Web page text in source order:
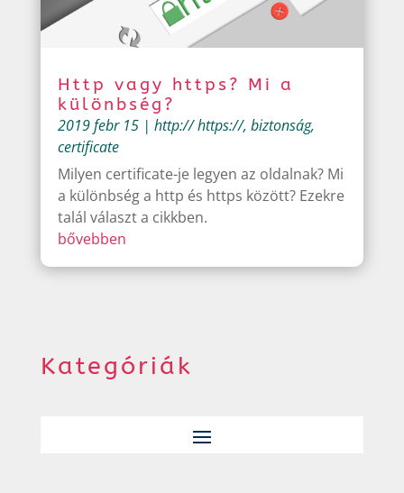
Http vagy https? Mi a
különbség?
2019 febr 15| http:// https://, biztonság,
certificate
Milyen certificate-je legyen az oldalnak? Mi
a különbség a http és https között? Ezekre
talál választ a cikkben.
bővebben
Kategóriák